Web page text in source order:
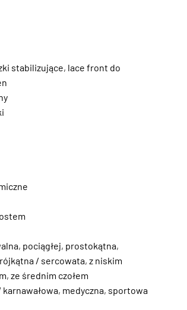
stabilizujące, lace front do
, pociągłej, prostokątna,
/ sercowata, z niskim
, ze średnim czołem
, medyczna, sportowa